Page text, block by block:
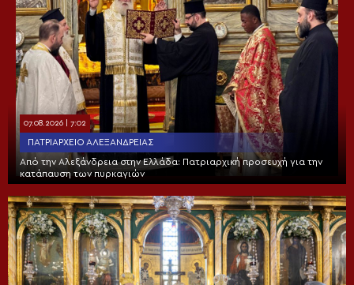
07.08.2026 | 7:02
ΠΑΤΡΙΑΡΧΕΊΟ ΑΛΕΞΑΝΔΡΕΊΑΣ
Από την Αλεξάνδρεια στην Ελλάδα: Πατριαρχική προσευχή για την
κατάπαυση των πυρκαγιών